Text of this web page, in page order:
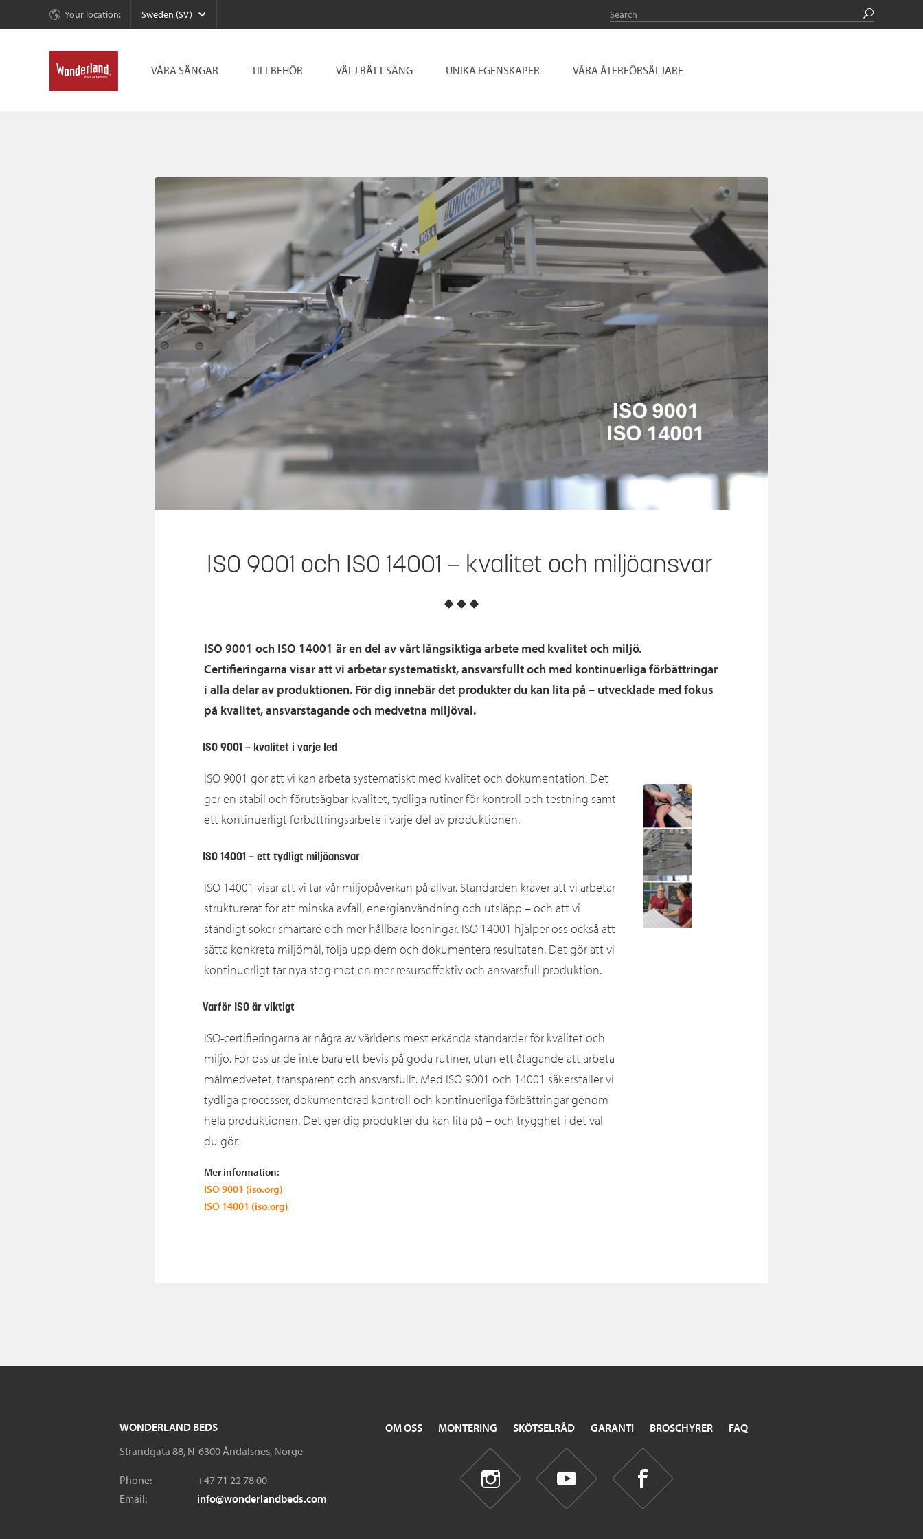
Your location: Sweden (SV)
VÅRA SÄNGAR TILLBEHÖR VÄLJ RÄTT SÄNG UNIKA EGENSKAPER VÅRA ÅTERFÖRSÄLJARE
ISO 9001 och ISO 14001 – kvalitet och miljöansvar
ISO 9001 och ISO 14001 är en del av vårt långsiktiga arbete med kvalitet och miljö.
Certifieringarna visar att vi arbetar systematiskt, ansvarsfullt och med kontinuerliga förbättringar
i alla delar av produktionen. För dig innebär det produkter du kan lita på – utvecklade med fokus
på kvalitet, ansvarstagande och medvetna miljöval.
ISO 9001 – kvalitet i varje led
ISO 9001 gör att vi kan arbeta systematiskt med kvalitet och dokumentation. Det
ger en stabil och förutsägbar kvalitet, tydliga rutiner för kontroll och testning samt
ett kontinuerligt förbättringsarbete i varje del av produktionen.
ISO 14001 – ett tydligt miljöansvar
ISO 14001 visar att vi tar vår miljöpåverkan på allvar. Standarden kräver att vi arbetar
strukturerat för att minska avfall, energianvändning och utsläpp – och att vi
ständigt söker smartare och mer hållbara lösningar. ISO 14001 hjälper oss också att
sätta konkreta miljömål, följa upp dem och dokumentera resultaten. Det gör att vi
kontinuerligt tar nya steg mot en mer resurseffektiv och ansvarsfull produktion.
Varför ISO är viktigt
ISO‑certifieringarna är några av världens mest erkända standarder för kvalitet och
miljö. För oss är de inte bara ett bevis på goda rutiner, utan ett åtagande att arbeta
målmedvetet, transparent och ansvarsfullt. Med ISO 9001 och 14001 säkerställer vi
tydliga processer, dokumenterad kontroll och kontinuerliga förbättringar genom
hela produktionen. Det ger dig produkter du kan lita på – och trygghet i det val
du gör.
Mer information:
ISO 9001 (iso.org)
ISO 14001 (iso.org)
OM OSS MONTERING SKÖTSELRÅD GARANTI BROSCHYRER FAQ
WONDERLAND BEDS
Strandgata 88, N-6300 Åndalsnes, Norge
Phone:
+47 71 22 78 00
Email:
info@wonderlandbeds.com